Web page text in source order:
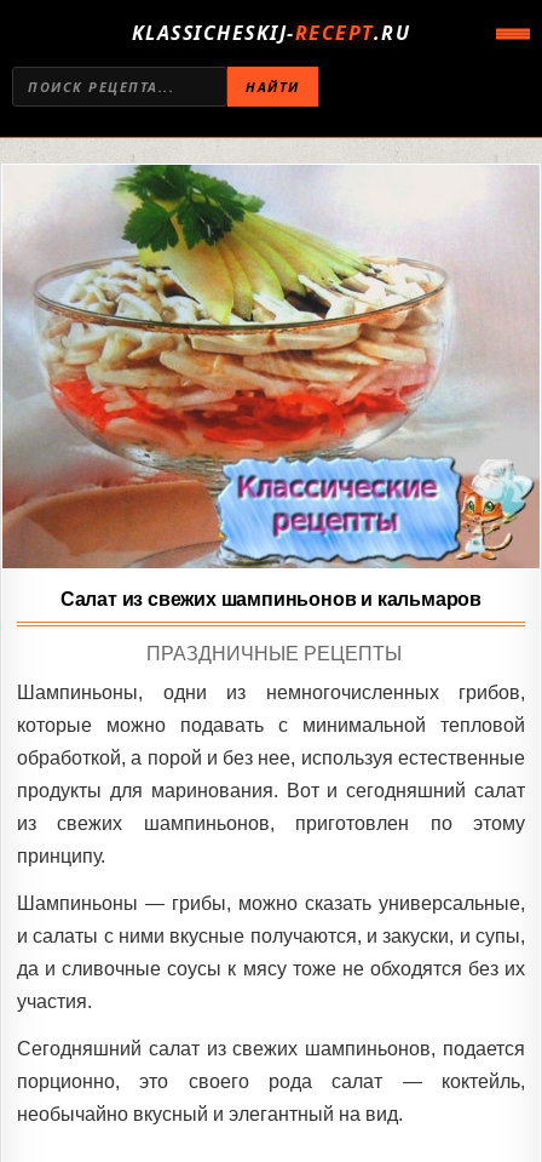
KLASSICHESKIJ-RECEPT.RU
НАЙТИ
Салат из свежих шампиньонов и кальмаров
POSTED
ПРАЗДНИЧНЫЕ РЕЦЕПТЫ
Шампиньоны, одни из немногочисленных грибов,
которые можно подавать с минимальной тепловой
обработкой, а порой и без нее, используя естественные
продукты для маринования. Вот и сегодняшний салат
из свежих шампиньонов, приготовлен по этому
принципу.
Шампиньоны — грибы, можно сказать универсальные,
и салаты с ними вкусные получаются, и закуски, и супы,
да и сливочные соусы к мясу тоже не обходятся без их
участия.
Сегодняшний салат из свежих шампиньонов, подается
порционно, это своего рода салат — коктейль,
необычайно вкусный и элегантный на вид.